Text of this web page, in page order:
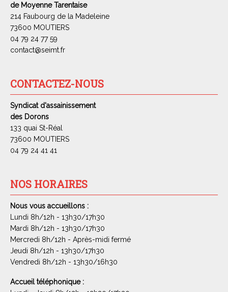
de Moyenne Tarentaise
214 Faubourg de la Madeleine
73600 MOUTIERS
04 79 24 77 59
contact@seimt.fr
CONTACTEZ-NOUS
Syndicat d'assainissement
des Dorons
133 quai St-Réal
73600 MOUTIERS
04 79 24 41 41
NOS HORAIRES
Nous vous accueillons :
Lundi 8h/12h - 13h30/17h30
Mardi 8h/12h - 13h30/17h30
Mercredi 8h/12h - Après-midi fermé
Jeudi 8h/12h - 13h30/17h30
Vendredi 8h/12h - 13h30/16h30
Accueil téléphonique :